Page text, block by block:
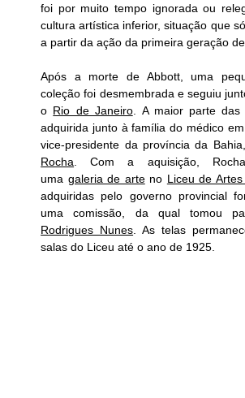
foi por muito tempo ignorada ou
cultura artística inferior, situação que
a partir da ação da primeira geração de
Após a morte de Abbott, uma
coleção foi desmembrada e seguiu
o Rio de Janeiro. A maior parte
adquirida junto à família do médico em
vice-presidente da província da Bahia,
Rocha . Com a aquisição,
uma galeria de arte no Liceu de
adquiridas pelo governo provincial
uma comissão, da qual tomou
Rodrigues Nunes . As telas
salas do Liceu até o ano de 1925.